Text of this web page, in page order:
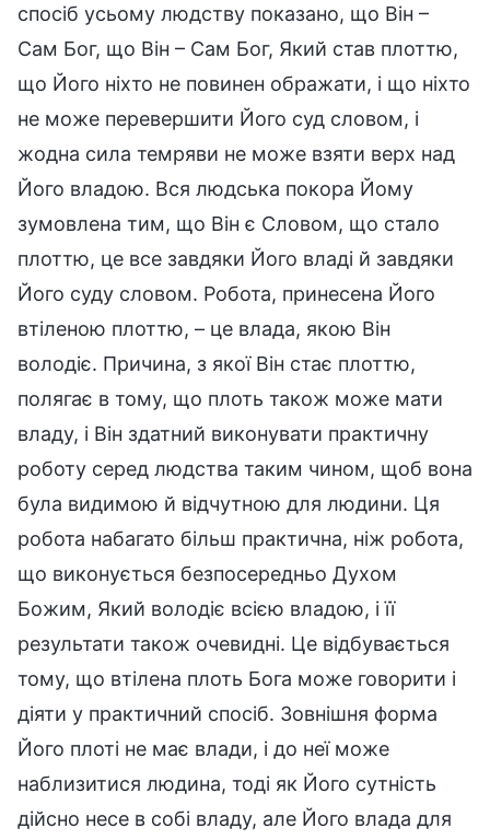
спосіб усьому людству показано, що Він –
Сам Бог, що Він – Сам Бог, Який став плоттю,
що Його ніхто не повинен ображати, і що ніхто
не може перевершити Його суд словом, і
жодна сила темряви не може взяти верх над
Його владою. Вся людська покора Йому
зумовлена тим, що Він є Словом, що стало
плоттю, це все завдяки Його владі й завдяки
Його суду словом. Робота, принесена Його
втіленою плоттю, – це влада, якою Він
володіє. Причина, з якої Він стає плоттю,
полягає в тому, що плоть також може мати
владу, і Він здатний виконувати практичну
роботу серед людства таким чином, щоб вона
була видимою й відчутною для людини. Ця
робота набагато більш практична, ніж робота,
що виконується безпосередньо Духом
Божим, Який володіє всією владою, і її
результати також очевидні. Це відбувається
тому, що втілена плоть Бога може говорити і
діяти у практичний спосіб. Зовнішня форма
Його плоті не має влади, і до неї може
наблизитися людина, тоді як Його сутність
дійсно несе в собі владу, але Його влада для